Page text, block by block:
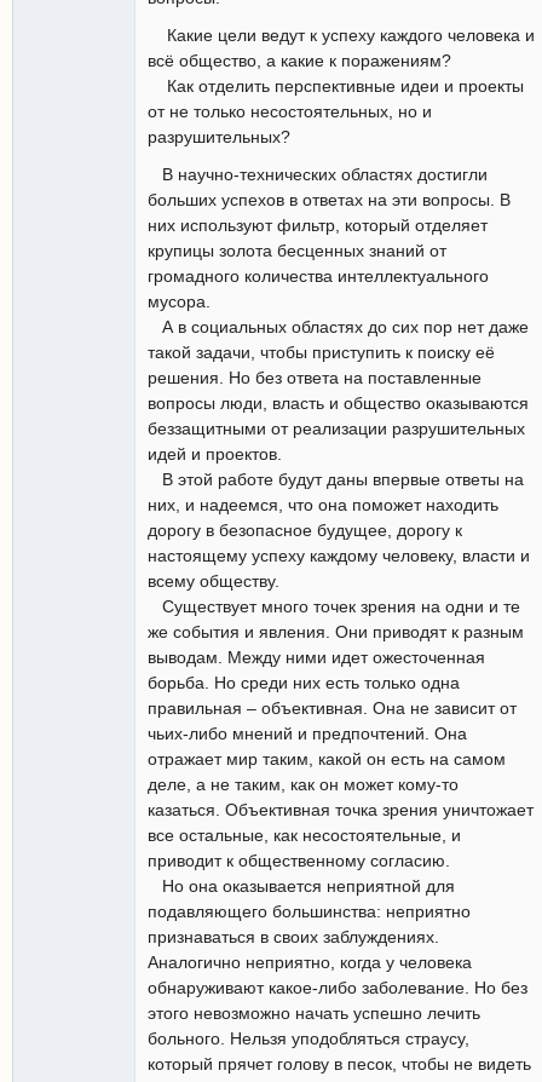
Какие цели ведут к успеху каждого человека и
всё общество, а какие к поражениям?
Как отделить перспективные идеи и проекты
от не только несостоятельных, но и
разрушительных?
В научно-технических областях достигли
больших успехов в ответах на эти вопросы. В
них используют фильтр, который отделяет
крупицы золота бесценных знаний от
громадного количества интеллектуального
мусора.
А в социальных областях до сих пор нет даже
такой задачи, чтобы приступить к поиску её
решения. Но без ответа на поставленные
вопросы люди, власть и общество оказываются
беззащитными от реализации разрушительных
идей и проектов.
В этой работе будут даны впервые ответы на
них, и надеемся, что она поможет находить
дорогу в безопасное будущее, дорогу к
настоящему успеху каждому человеку, власти и
всему обществу.
Существует много точек зрения на одни и те
же события и явления. Они приводят к разным
выводам. Между ними идет ожесточенная
борьба. Но среди них есть только одна
правильная – объективная. Она не зависит от
чьих-либо мнений и предпочтений. Она
отражает мир таким, какой он есть на самом
деле, а не таким, как он может кому-то
казаться. Объективная точка зрения уничтожает
все остальные, как несостоятельные, и
приводит к общественному согласию.
Но она оказывается неприятной для
подавляющего большинства: неприятно
признаваться в своих заблуждениях.
Аналогично неприятно, когда у человека
обнаруживают какое-либо заболевание. Но без
этого невозможно начать успешно лечить
больного. Нельзя уподобляться страусу,
который прячет голову в песок, чтобы не видеть